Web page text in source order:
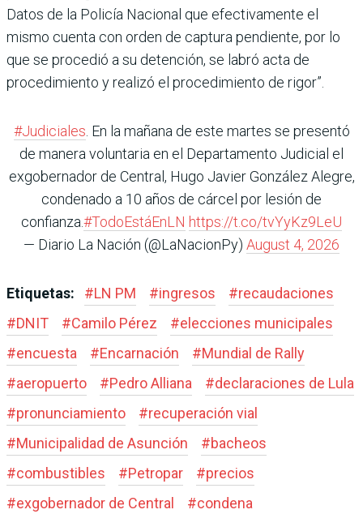
Datos de la Policía Nacional que efectivamente el
mismo cuenta con orden de captura pendiente, por lo
que se procedió a su detención, se labró acta de
procedimiento y realizó el procedimiento de rigor”.
#Judiciales . En la mañana de este martes se presentó
de manera voluntaria en el Departamento Judicial el
exgobernador de Central, Hugo Javier González Alegre,
condenado a 10 años de cárcel por lesión de
confianza.#TodoEstáEnLN https://t.co/tvYyKz9LeU
— Diario La Nación (@LaNacionPy) August 4, 2026
Etiquetas: #LN PM #ingresos #recaudaciones
#DNIT #Camilo Pérez #elecciones municipales
#encuesta #Encarnación #Mundial de Rally
#aeropuerto #Pedro Alliana #declaraciones de Lula
#pronunciamiento #recuperación vial
#Municipalidad de Asunción #bacheos
#combustibles #Petropar #precios
#exgobernador de Central #condena